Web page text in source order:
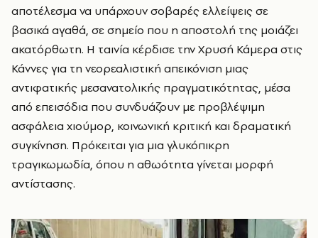
αποτέλεσμα να υπάρχουν σοβαρές ελλείψεις σε
βασικά αγαθά, σε σημείο που η αποστολή της μοιάζει
ακατόρθωτη. Η ταινία κέρδισε την Χρυσή Κάμερα στις
Κάννες για τη νεορεαλιστική απεικόνιση μιας
αντιφατικής μεσανατολικής πραγματικότητας, μέσα
από επεισόδια που συνδυάζουν με προβλέψιμη
ασφάλεια χιούμορ, κοινωνική κριτική και δραματική
συγκίνηση. Πρόκειται για μια γλυκόπικρη
τραγικωμωδία, όπου η αθωότητα γίνεται μορφή
αντίστασης.